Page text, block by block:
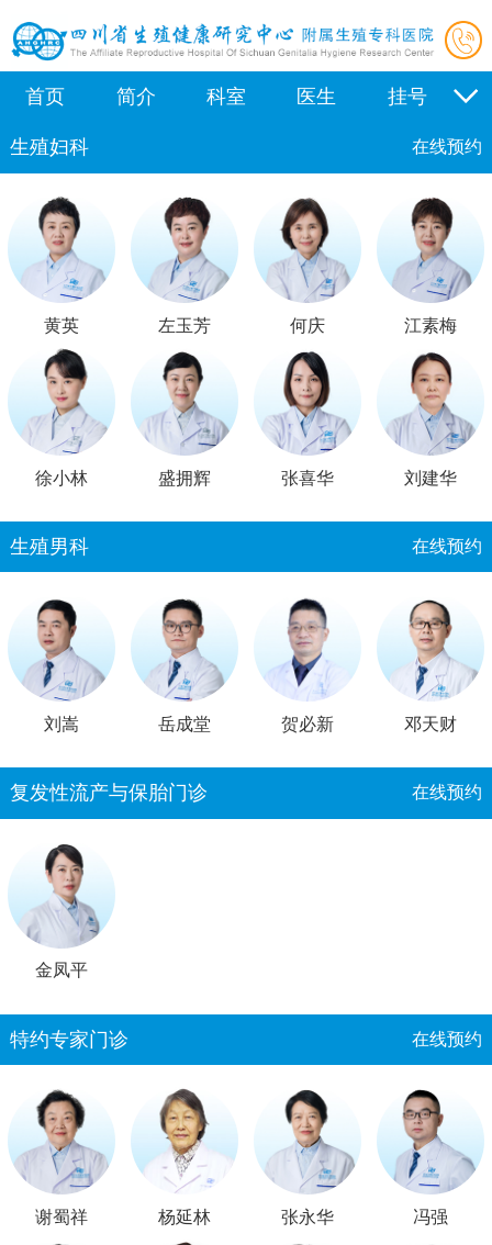
首页 简介 科室 医生 挂号
新闻 合作
生殖妇科 在线预约
黄英 左玉芳 何庆 江素梅
徐小林 盛拥辉 张喜华 刘建华
生殖男科 在线预约
刘嵩 岳成堂 贺必新 邓天财
复发性流产与保胎门诊 在线预约
金凤平
特约专家门诊 在线预约
谢蜀祥 杨延林 张永华 冯强